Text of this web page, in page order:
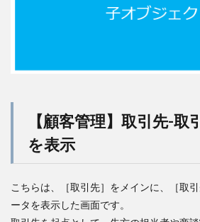
【顧客管理】取引先-取
を表示
こちらは、［取引先］をメインに、［取
ータを表示した画面です。